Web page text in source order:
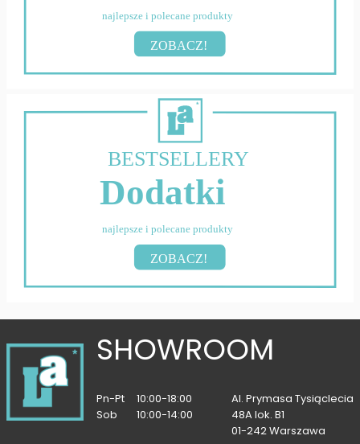
najlepsze i polecane produkty
ZOBACZ!
BESTSELLERY
Dodatki
najlepsze i polecane produkty
ZOBACZ!
SHOWROOM
Pn-Pt
10:00-18:00
Sob
10:00-14:00
Al. Prymasa Tysiąclecia
48A lok. B1
01-242 Warszawa